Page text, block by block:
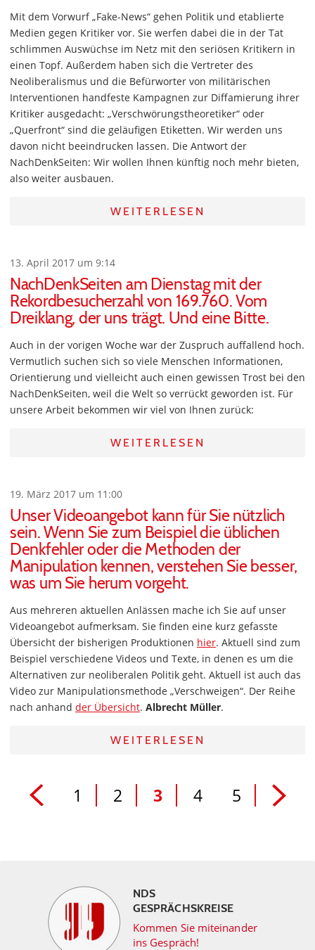
Mit dem Vorwurf „Fake-News“ gehen Politik und etablierte
Medien gegen Kritiker vor. Sie werfen dabei die in der Tat
schlimmen Auswüchse im Netz mit den seriösen Kritikern in
einen Topf. Außerdem haben sich die Vertreter des
Neoliberalismus und die Befürworter von militärischen
Interventionen handfeste Kampagnen zur Diffamierung ihrer
Kritiker ausgedacht: „Verschwörungstheoretiker“ oder
„Querfront“ sind die geläufigen Etiketten. Wir werden uns
davon nicht beeindrucken lassen. Die Antwort der
NachDenkSeiten: Wir wollen Ihnen künftig noch mehr bieten,
also weiter ausbauen.
WEITERLESEN
13. April 2017 um 9:14
NachDenkSeiten am Dienstag mit der
Rekordbesucherzahl von 169.760. Vom
Dreiklang, der uns trägt. Und eine Bitte.
Auch in der vorigen Woche war der Zuspruch auffallend hoch.
Vermutlich suchen sich so viele Menschen Informationen,
Orientierung und vielleicht auch einen gewissen Trost bei den
NachDenkSeiten, weil die Welt so verrückt geworden ist. Für
unsere Arbeit bekommen wir viel von Ihnen zurück:
WEITERLESEN
19. März 2017 um 11:00
Unser Videoangebot kann für Sie nützlich
sein. Wenn Sie zum Beispiel die üblichen
Denkfehler oder die Methoden der
Manipulation kennen, verstehen Sie besser,
was um Sie herum vorgeht.
Aus mehreren aktuellen Anlässen mache ich Sie auf unser
Videoangebot aufmerksam. Sie finden eine kurz gefasste
Übersicht der bisherigen Produktionen hier. Aktuell sind zum
Beispiel verschiedene Videos und Texte, in denen es um die
Alternativen zur neoliberalen Politik geht. Aktuell ist auch das
Video zur Manipulationsmethode „Verschweigen“. Der Reihe
nach anhand der Übersicht. Albrecht Müller.
WEITERLESEN
1 2 3 4 5
NDS
GESPRÄCHSKREISE
Kommen Sie miteinander
ins Gespräch!